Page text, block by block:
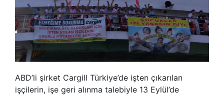
ABD’li şirket Cargill Türkiye’de işten çıkarılan
işçilerin, işe geri alınma talebiyle 13 Eylül’de